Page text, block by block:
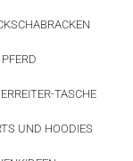
TASCHE
UND HOODIES